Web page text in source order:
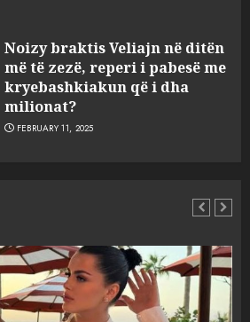
Noizy braktis Veliajn në ditën
më të zezë, reperi i pabesë me
kryebashkiakun që i dha
milionat?
FEBRUARY 11, 2025
sulmuan “One Albania”,
ngjarja u fsheh. A u vodhën
serverat?
MARCH 25, 2025
MARCH 25, 2025
“Ai që drejtonte makinën më